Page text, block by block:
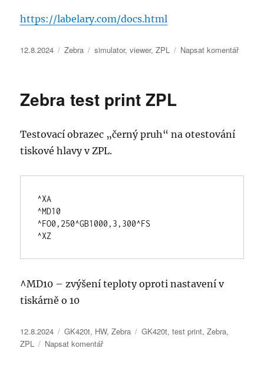
https://labelary.com/docs.html
Publikováno:
12.8.2024 Rubriky:
Zebra Štítky:
simulator,viewer,ZPL Napsat komentářpro
Zebra test print ZPL
Testovací obrazec „černý pruh“ na otestování
tiskové hlavy v ZPL.
^XA
^MD10
^FO0,250^GB1000,3,300^FS
^XZ
^MD10 – zvýšení teploty oproti nastavení v
tiskárně o 10
Publikováno:
12.8.2024 Rubriky:
GK420t, HW,Zebra Štítky:
GK420t,test print,Zebra,
ZPL
Napsat komentářpro